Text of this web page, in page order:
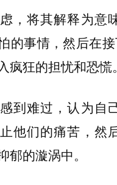
，将其解释为意
的事情，然后在
疯狂的担忧和恐慌。
到难过，认为自
他们的痛苦，然
郁的漩涡中。